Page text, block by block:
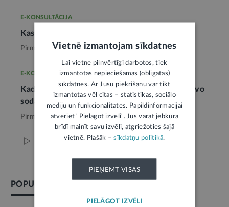
E-KONSULTĀCIJA
Kas veido personas kredītreitingu
Pirms 7 mēnešiem, Reģistri
E-KONSULTĀCIJA
Kad tiek dzēsta informācija par administratīvo
sodāmību
Pirms 7 mēnešiem, Reģistri
Viss par šo tēmu
POPULĀRĀKĀS TĒMAS
Vietnē izmantojam sīkdatnes
Lai vietne pilnvērtīgi darbotos, tiek
izmantotas nepieciešamās (obligātās)
sīkdatnes. Ar Jūsu piekrišanu var tikt
izmantotas vēl citas – statistikas, sociālo
mediju un funkcionalitātes. Papildinformācijai
atveriet "Pielāgot izvēli". Jūs varat jebkurā
brīdī mainīt savu izvēli, atgriežoties šajā
vietnē. Plašāk –sīkdatņu politikā.
PIEŅEMT VISAS
PIELĀGOT IZVĒLI